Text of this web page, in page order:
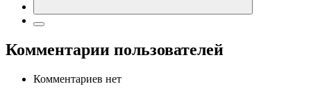
Комментарии пользователей
Комментариев нет